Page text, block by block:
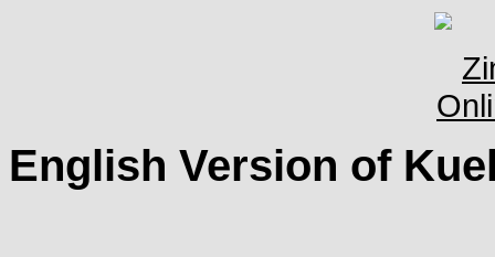
English Version of